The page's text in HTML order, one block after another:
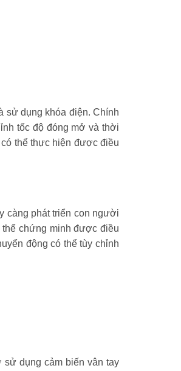
sử dụng khóa điện. Chính
tốc độ đóng mở và thời
thể thực hiện được điều
càng phát triển con người
chứng minh được điều
động có thể tùy chỉnh
dụng cảm biến vân tay